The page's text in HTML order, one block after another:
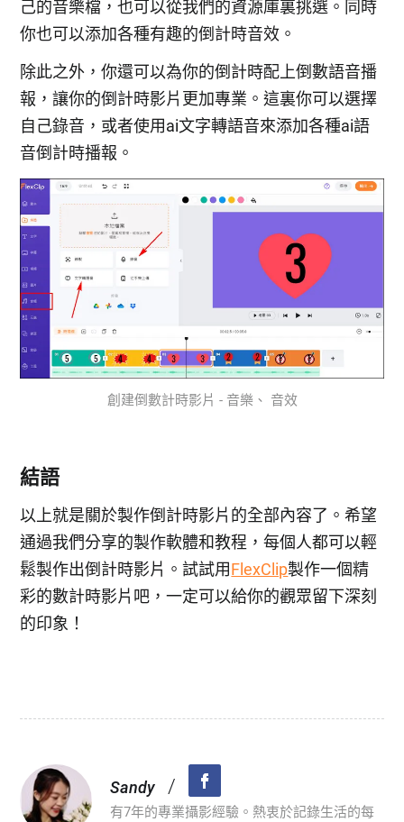
己的音樂檔，也可以從我們的資源庫裏挑選。同時
你也可以添加各種有趣的倒計時音效。
除此之外，你還可以為你的倒計時配上倒數語音播
報，讓你的倒計時影片更加專業。這裏你可以選擇
自己錄音，或者使用ai文字轉語音來添加各種ai語
音倒計時播報。
創建倒數計時影片 - 音樂、 音效
結語
以上就是關於製作倒計時影片的全部內容了。希望
通過我們分享的製作軟體和教程，每個人都可以輕
鬆製作出倒計時影片。試試用FlexClip製作一個精
彩的數計時影片吧，一定可以給你的觀眾留下深刻
的印象！
Sandy /
有7年的專業攝影經驗。熱衷於記錄生活的每